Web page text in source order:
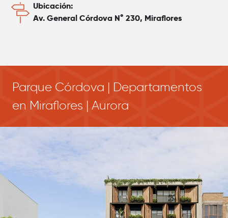
Ubicación:
Av. General Córdova N° 230, Miraflores
Parque Córdova | Departamentos
en Miraflores | Aurora